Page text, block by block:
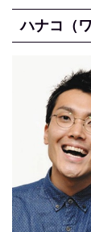
ハナコ（